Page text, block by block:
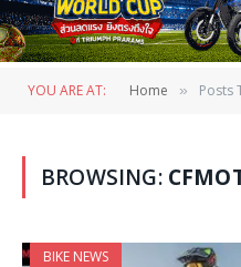
YOU ARE AT: Home » Posts
BROWSING:
BIKE NEWS